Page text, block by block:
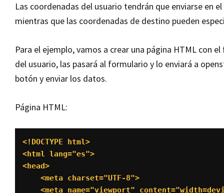
Las coordenadas del usuario tendrán que enviarse en
mientras que las coordenadas de destino pueden
Para el ejemplo, vamos a crear una página HTML con
del usuario, las pasará al formulario y lo enviará a
botón y enviar los datos.
Página HTML:
<!DOCTYPE html>
<html lang="es">
<head>